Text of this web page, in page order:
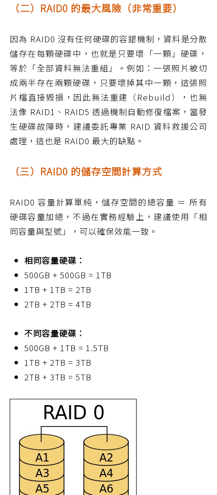
（二）RAID0 的最大風險（非常重要）
因為 RAID0 沒有任何硬碟的容錯機制，資料是分散
儲存在每顆硬碟中，也就是只要壞「一顆」硬碟，
等於「全部資料無法重組」。例如：一張照片被切
成兩半存在兩顆硬碟，只要壞掉其中一顆，這張照
片檔直接毀損，因此無法重建（Rebuild），也無
法像 RAID1、RAID5 透過機制自動修復檔案，當發
生硬碟故障時，建議委託專業 RAID 資料救援公司
處理，這也是 RAID0 最大的缺點。
（三）RAID0 的儲存空間計算方式
RAID0 容量計算單純，儲存空間的總容量 ＝ 所有
硬碟容量加總，不過在實務經驗上，建議使用「相
同容量與型號」，可以確保效能一致。
相同容量硬碟：
500GB + 500GB = 1TB
1TB + 1TB = 2TB
2TB + 2TB = 4TB
不同容量硬碟：
500GB + 1TB = 1.5TB
1TB + 2TB = 3TB
2TB + 3TB = 5TB